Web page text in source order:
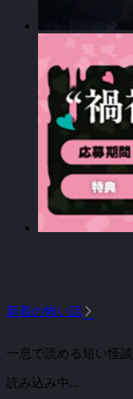
新着の怖い話 arrow_forward_ios
一息で読める短い怪談
読み込み中...